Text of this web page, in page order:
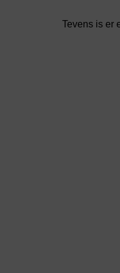
Tevens is er